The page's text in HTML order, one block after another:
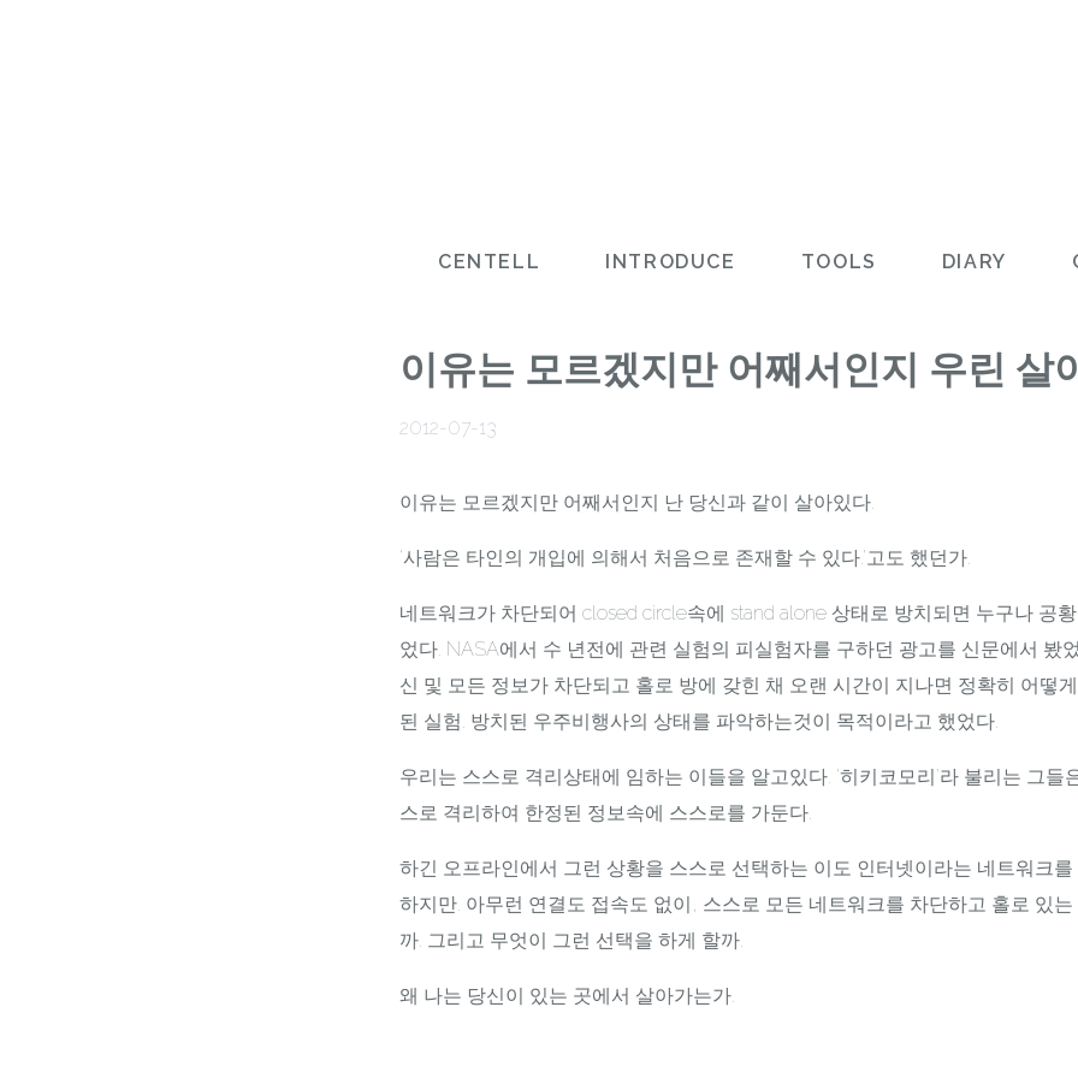
CENTELL INTRODUCE TOOLS DIARY
이유는 모르겠지만 어째서인지 우린 살
2012-07-13
이유는 모르겠지만 어째서인지 난 당신과 같이 살아있다.
'사람은 타인의 개입에 의해서 처음으로 존재할 수 있다.'고도 했던가.
네트워크가 차단되어 closed circle속에 stand alone 상태로 방치되면 누구나 공
었다. NASA에서 수 년전에 관련 실험의 피실험자를 구하던 광고를 신문에서 봤
신 및 모든 정보가 차단되고 홀로 방에 갖힌 채 오랜 시간이 지나면 정확히 어떻
된 실험. 방치된 우주비행사의 상태를 파악하는것이 목적이라고 했었다.
우리는 스스로 격리상태에 임하는 이들을 알고있다. '히키코모리'라 불리는 그들
스로 격리하여 한정된 정보속에 스스로를 가둔다.
하긴 오프라인에서 그런 상황을 스스로 선택하는 이도 인터넷이라는 네트워크
하지만. 아무런 연결도 접속도 없이, 스스로 모든 네트워크를 차단하고 홀로 있는
까. 그리고 무엇이 그런 선택을 하게 할까.
왜 나는 당신이 있는 곳에서 살아가는가.